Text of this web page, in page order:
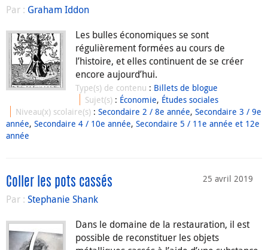
Par : Graham Iddon
Les bulles économiques se sont
régulièrement formées au cours de
l’histoire, et elles continuent de se créer
encore aujourd’hui.
Type(s) de contenu : Billets de blogue
Sujet(s) : Économie, Études sociales
Niveau(x) scolaire(s) :Secondaire 2 / 8e année,Secondaire 3 / 9e
année, Secondaire 4 / 10e année, Secondaire 5 / 11e année et 12e
année
25 avril 2019
Coller les pots cassés
Par : Stephanie Shank
Dans le domaine de la restauration, il est
possible de reconstituer les objets